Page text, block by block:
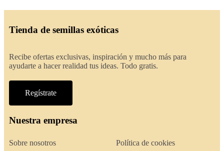
Tienda de semillas exóticas
Recibe ofertas exclusivas, inspiración y mucho más para
ayudarte a hacer realidad tus ideas. Todo gratis.
Regístrate
Nuestra empresa
Sobre nosotros
Política de cookies